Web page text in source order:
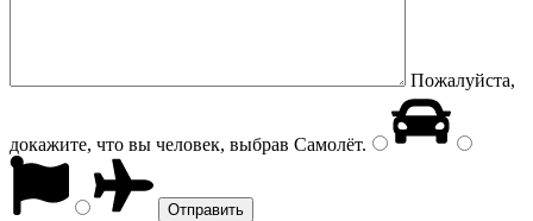
Пожалуйста,
докажите, что вы человек, выбрав Самолёт.